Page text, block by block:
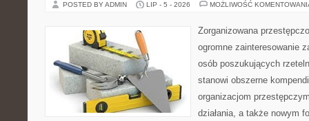
POSTED BY ADMIN LIP - 5 - 2026 MOŻLIWOŚĆ
Zorganizowana
ogromne zainteresowanie
osób poszukujących
stanowi obszerne
organizacjom
działania, a także nowym